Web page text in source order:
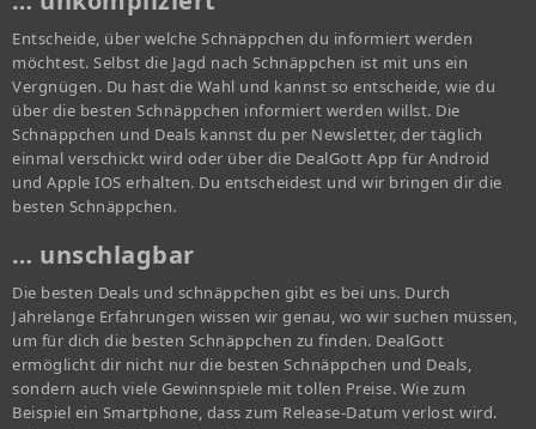
Entscheide, über welche Schnäppchen du informiert werden
möchtest. Selbst die Jagd nach Schnäppchen ist mit uns ein
Vergnügen. Du hast die Wahl und kannst so entscheide, wie du
über die besten Schnäppchen informiert werden willst. Die
Schnäppchen und Deals kannst du per Newsletter, der täglich
einmal verschickt wird oder über die DealGott App für Android
und Apple IOS erhalten. Du entscheidest und wir bringen dir die
besten Schnäppchen.
… unschlagbar
Die besten Deals und schnäppchen gibt es bei uns. Durch
Jahrelange Erfahrungen wissen wir genau, wo wir suchen müssen,
um für dich die besten Schnäppchen zu finden. DealGott
ermöglicht dir nicht nur die besten Schnäppchen und Deals,
sondern auch viele Gewinnspiele mit tollen Preise. Wie zum
Beispiel ein Smartphone, dass zum Release-Datum verlost wird.